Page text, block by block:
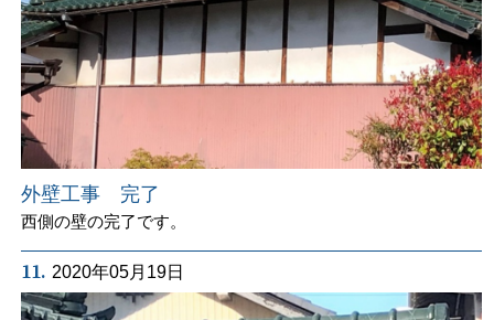
外壁工事 完了
西側の壁の完了です。
11. 2020年05月19日